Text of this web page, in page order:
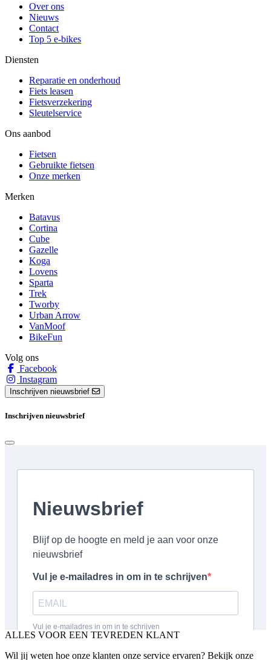
Over ons
Nieuws
Contact
Top 5 e-bikes
Diensten
Reparatie en onderhoud
Fiets leasen
Fietsverzekering
Sleutelservice
Ons aanbod
Fietsen
Gebruikte fietsen
Onze merken
Merken
Batavus
Cortina
Cube
Gazelle
Koga
Lovens
Sparta
Trek
Tworby
Urban Arrow
VanMoof
BikeFun
Volg ons
Facebook
Instagram
Inschrijven nieuwsbrief
Inschrijven nieuwsbrief
ALLES VOOR EEN TEVREDEN KLANT
Wil jij weten hoe onze klanten onze service ervaren? Bekijk onze